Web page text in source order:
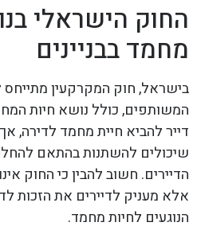
החוק הישראלי
מחמד בבניינים
בישראל, חוק המקרקעין מתייחס
המשותפים, כולל נושא חיות
דייר להביא חיית מחמד לדירה,
שיכולים להשתנות בהתאם
הדיירים. חשוב להבין כי החוק
אלא מעניק לדיירים את הזכות
הנוגעים לחיות מחמד.